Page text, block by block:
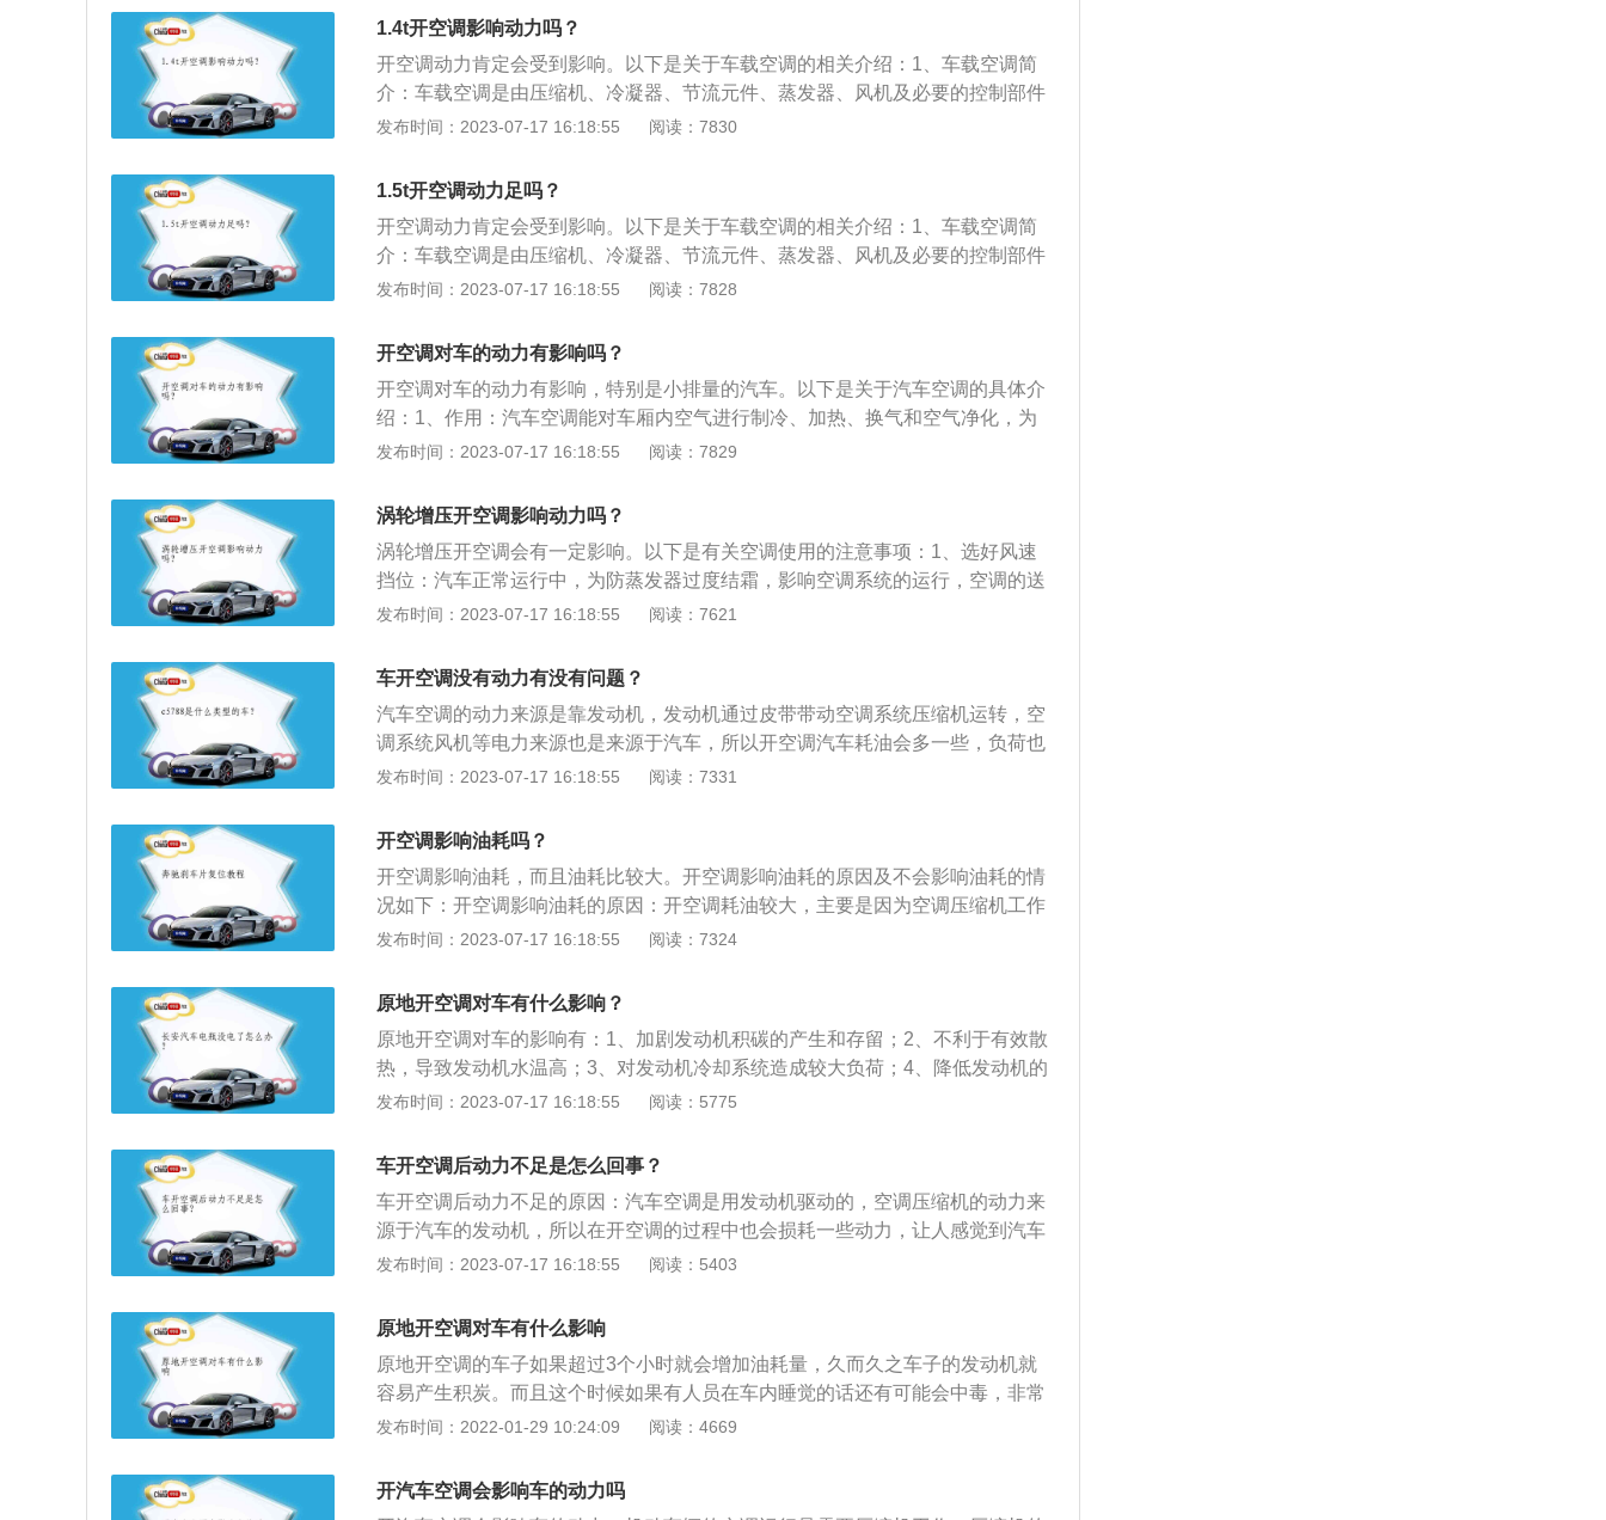
用的通风装置。汽车空调布置形式：其布置形式是将蒸发器、暖风散热器、离心
1.4t开空调影响动力吗？
开空调动力肯定会受到影响。以下是关于车载空调的相关介绍：1、车载空调简
介：车载空调是由压缩机、冷凝器、节流元件、蒸发器、风机及必要的控制部件
构成，用于调节车内温度、湿度，给驾驶员提供舒适环境的空调系统。2、工作
压缩，制冷剂的温度和压力升高，并被送入冷凝器。在冷凝器内，高温高压的气
态制冷剂把热量传递给经过冷凝器的车外空气而液化，变成液体。液态制冷剂流
经节流装置时，温度和压力降低，并进入蒸发器。在蒸发器内，低温低压的液态
制冷剂吸收经过蒸发器的车内空气的热量而蒸发，变成气体。气体又被压缩机吸
入进行下一轮循环。
发布时间：2023-07-17 16:18:55 阅读：7830
1.5t开空调动力足吗？
开空调动力肯定会受到影响。以下是关于车载空调的相关介绍：1、车载空调简
介：车载空调是由压缩机、冷凝器、节流元件、蒸发器、风机及必要的控制部件
构成，用于调节车内温度、湿度，给驾驶员提供舒适环境的空调系统。2、工作
压缩，制冷剂的温度和压力升高，并被送入冷凝器。在冷凝器内，高温高压的气
经节流装置时，温度和压力降低，并进入蒸发器。在蒸发器内，低温低压的液态
制冷剂吸收经过蒸发器的车内空气的热量而蒸发，变成气体。气体又被压缩机吸
入进行下一轮循环。
发布时间：2023-07-17 16:18:55 阅读：7828
开空调对车的动力有影响吗？
开空调对车的动力有影响，特别是小排量的汽车。以下是关于汽车空调的具体介
绍：1、作用：汽车空调能对车厢内空气进行制冷、加热、换气和空气净化，为
乘车人员提供舒适的乘车环境，降低驾驶员的疲劳强度，提高行车安全。空调装
制冷装置、取暖装置和通风换气装置，这种联合装置充分利用了汽车内部有限的
空间，结构简单，便于操作，是国际上流行的现代化汽车空调系统。
发布时间：2023-07-17 16:18:55 阅读：7829
涡轮增压开空调影响动力吗？
涡轮增压开空调会有一定影响。以下是有关空调使用的注意事项：1、选好风速
挡位：汽车正常运行中，为防蒸发器过度结霜，影响空调系统的运行，空调的送
风速度及温度控制，不能长时间打在最低。2、正确调整习惯：根据冷空气下
时，将出风口向下吹。3、冬季要定期启动空调：长时间不用空调会导致其橡胶
圈老化，空调内部各部件上的润滑油也会变干，定期启动空调能让各部件接受润
滑油的润滑，维持良好状态。因此，冬季空调也最好每1到3周启动一次。
发布时间：2023-07-17 16:18:55 阅读：7621
车开空调没有动力有没有问题？
汽车空调的动力来源是靠发动机，发动机通过皮带带动空调系统压缩机运转，空
调系统风机等电力来源也是来源于汽车，所以开空调汽车耗油会多一些，负荷也
会增大，这样就会导致汽车没有动力，这是正常现象。以下是汽车空调的作用：
降温；冬季除大型商用车采用独立燃烧式加热器采暖外，其他车辆基本上采用汽
内的湿度一般应保持在30％-70％，普通汽车空调不具备调节车内湿度的功能，
只有通过使用通风装置或打高级豪华汽车采用的冷暖一体化空调器。3、气流调
节：气流的流速和方向对人的舒适性影响很大。如果直吹，在温度合适时，流速
以适当改变流速的大小。4、空气净化：车厢内空气的质量是舒适的重要保证。
发布时间：2023-07-17 16:18:55 阅读：7331
开空调影响油耗吗？
开空调影响油耗，而且油耗比较大。开空调影响油耗的原因及不会影响油耗的情
况如下：开空调影响油耗的原因：开空调耗油较大，主要是因为空调压缩机工作
需要较大的动力才能驱动，而风扇转速快慢的变化对动力性要求差异并不大，因
小对油耗的影响可以忽略不计，包括冬季只开暖风。开空调不会影响油耗的情
况：汽车开空调在特定的情况下油耗不会增加，那就是水温上升到73度以后，开
空调制暖不会影响油耗。除此之外开冷气、暖风都会影响汽车油耗。
发布时间：2023-07-17 16:18:55 阅读：7324
原地开空调对车有什么影响？
原地开空调对车的影响有：1、加剧发动机积碳的产生和存留；2、不利于有效散
热，导致发动机水温高；3、对发动机冷却系统造成较大负荷；4、降低发动机的
使用寿命；5、导致车内人员一氧化碳中毒。汽车开空调的使用注意事项是：1、
向；4、汽车暴晒后不要立马开空调；5、停车时要先关空调再熄火。汽车空调是
汽车空气调节装置的简称，其作用是：1、用于汽车车厢内的温度、湿度、空气
清洁度及空气流动调整和控制在较佳状态；2、为乘员提供舒适的乘坐环境，减
少旅途疲劳，为驾驶员创造良好的工作条件。
发布时间：2023-07-17 16:18:55 阅读：5775
车开空调后动力不足是怎么回事？
车开空调后动力不足的原因：汽车空调是用发动机驱动的，空调压缩机的动力来
源于汽车的发动机，所以在开空调的过程中也会损耗一些动力，让人感觉到汽车
加油迟缓、动力不足。这也是一种正常的情况，汽车的空调压缩机是通过发动机
和既提供动力又带动空调做功之间，肯定是前者的动力效率更高。对于排量大一
些的车型，可能空调产生的影响就没那么明显，所以夏季开空调影响动力是肯定
的，不过不需要担心。
发布时间：2023-07-17 16:18:55 阅读：5403
原地开空调对车有什么影响
原地开空调的车子如果超过3个小时就会增加油耗量，久而久之车子的发动机就
容易产生积炭。而且这个时候如果有人员在车内睡觉的话还有可能会中毒，非常
危险，危及自身安全。发动机在工作时，假如汽缸中的汽油没完全燃烧就会产生
一氧化碳浓度就不高，但如果车子在没有工作的情况下而打开空调，车门车窗又
发布时间：2022-01-29 10:24:09 阅读：4669
开汽车空调会影响车的动力吗